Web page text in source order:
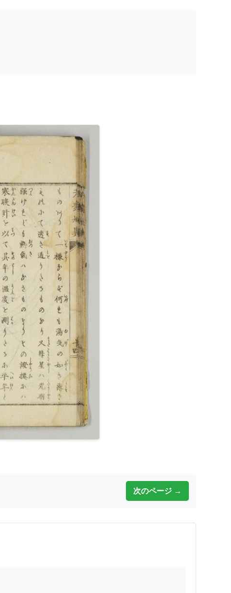
次のページ →